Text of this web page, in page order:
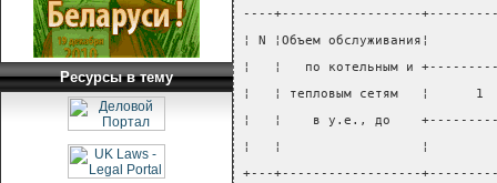
Ресурсы в тему
----+------------------
¦ N ¦Объем обслуживания¦
¦   ¦   по котельным и
¦   ¦ тепловым сетям   ¦
¦   ¦    в у.е., до
¦   ¦                  ¦
+---+------------------